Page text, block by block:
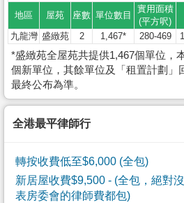
地區 屋苑 座數 單位數目
實用面積
(平方呎)
九龍灣 盛緻苑 2 1,467* 280-469
*盛緻苑全屋苑共提供1,467個單位，
個新單位，其餘單位及「租置計劃」
最終公布為準。
全港最平律師行
轉按收費低至$6,000 (全包)
新居屋收費$9,500 - (全包，絕對
表房委會的律師費都包)